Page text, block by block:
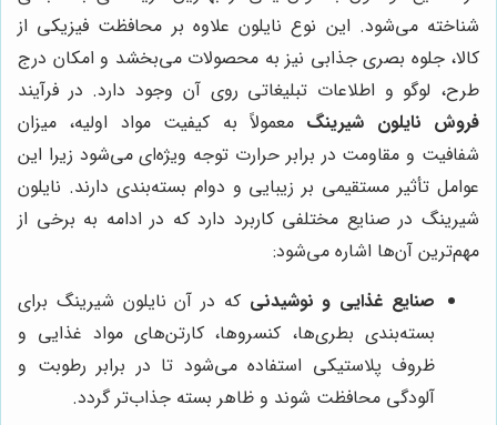
شناخته می‌شود. این نوع نایلون علاوه بر محافظت فیزیکی از
کالا، جلوه بصری جذابی نیز به محصولات می‌بخشد و امکان درج
طرح، لوگو و اطلاعات تبلیغاتی روی آن وجود دارد. در فرآیند
فروش نایلون شیرینگ معمولاً به کیفیت مواد اولیه، میزان
شفافیت و مقاومت در برابر حرارت توجه ویژه‌ای می‌شود زیرا این
عوامل تأثیر مستقیمی بر زیبایی و دوام بسته‌بندی دارند. نایلون
شیرینگ در صنایع مختلفی کاربرد دارد که در ادامه به برخی از
مهم‌ترین آن‌ها اشاره می‌شود:
صنایع غذایی و نوشیدنی که در آن نایلون شیرینگ برای
بسته‌بندی بطری‌ها، کنسروها، کارتن‌های مواد غذایی و
ظروف پلاستیکی استفاده می‌شود تا در برابر رطوبت و
آلودگی محافظت شوند و ظاهر بسته جذاب‌تر گردد.